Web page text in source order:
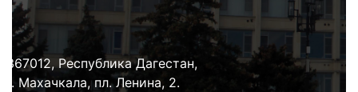
367012, Республика Дагестан,
г. Махачкала, пл. Ленина, 2.